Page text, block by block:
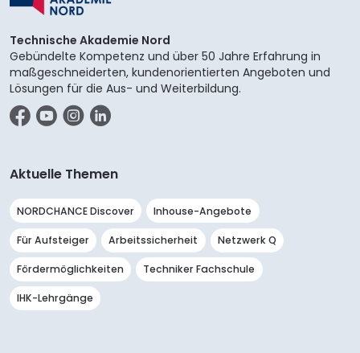
Technische Akademie Nord
Gebündelte Kompetenz und über 50 Jahre Erfahrung in
maßgeschneiderten, kundenorientierten Angeboten und
Lösungen für die Aus- und Weiterbildung.
Aktuelle Themen
NORDCHANCE Discover Inhouse-Angebote
Für Aufsteiger Arbeitssicherheit Netzwerk Q
Fördermöglichkeiten Techniker Fachschule
IHK-Lehrgänge